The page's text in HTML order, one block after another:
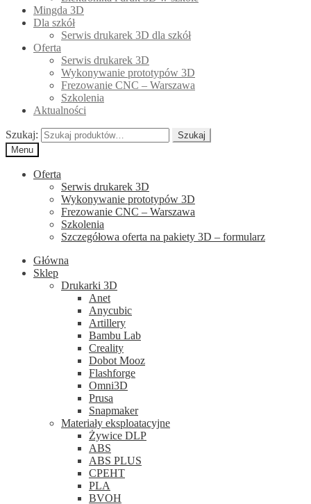
Mingda 3D
Dla szkół
Serwis drukarek 3D dla szkół
Oferta
Serwis drukarek 3D
Wykonywanie prototypów 3D
Frezowanie CNC – Warszawa
Szkolenia
Aktualności
Szukaj:
Szukaj
Menu
Oferta
Serwis drukarek 3D
Wykonywanie prototypów 3D
Frezowanie CNC – Warszawa
Szkolenia
Szczegółowa oferta na pakiety 3D – formularz
Główna
Sklep
Drukarki 3D
Anet
Anycubic
Artillery
Bambu Lab
Creality
Dobot Mooz
Flashforge
Omni3D
Prusa
Snapmaker
Materiały eksploatacyjne
Żywice DLP
ABS
ABS PLUS
CPEHT
PLA
BVOH